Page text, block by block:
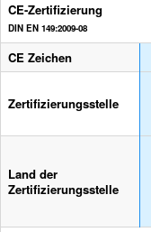
CE-Zertifizierung
DIN EN 149:2009-08
CE Zeichen
Zertifizierungsstelle
Land der
Zertifizierungsstelle